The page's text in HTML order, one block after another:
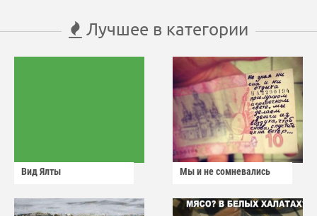
Лучшее в категории
Вид Ялты Мы и не сомневались